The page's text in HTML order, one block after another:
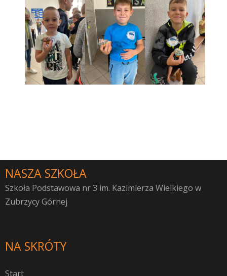
NASZA SZKOŁA
Szkoła Podstawowa nr 3 im. Kazimierza Wielkiego w
Zubrzycy Górnej
NA SKRÓTY
Start